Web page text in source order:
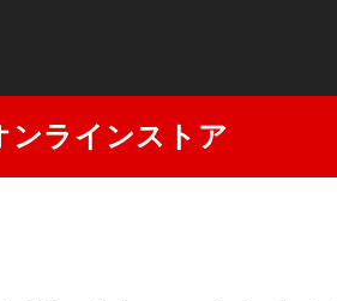
ンラインストア